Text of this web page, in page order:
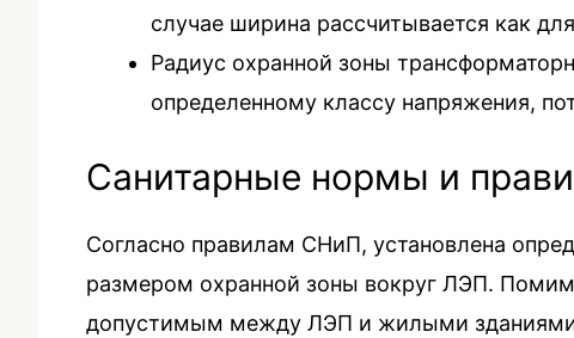
случае ширина рассчитывается как
Радиус охранной зоны
определенному классу напряжения,
Санитарные нормы и
Согласно правилам СНиП, установлена
размером охранной зоны вокруг ЛЭП.
допустимым между ЛЭП и жилыми